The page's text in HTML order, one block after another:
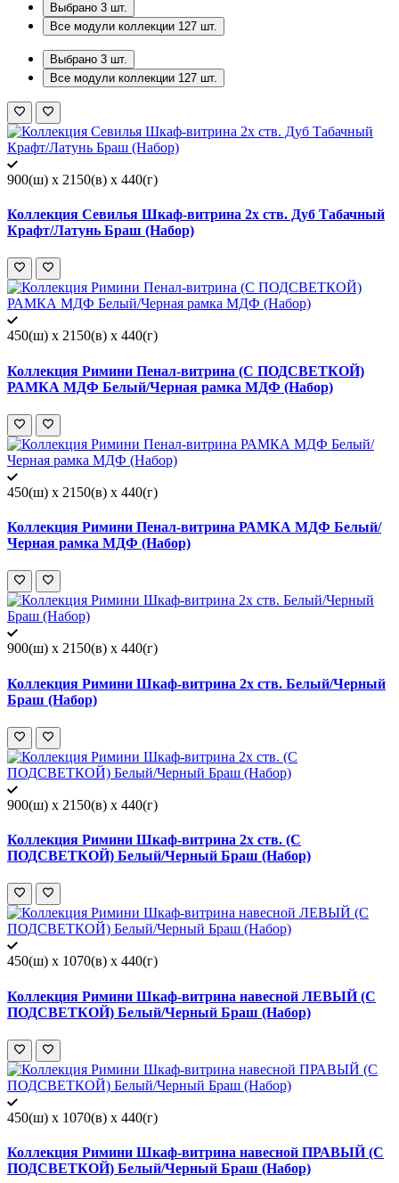
Выбрано 3 шт.
Все модули коллекции 127 шт.
Выбрано 3 шт.
Все модули коллекции 127 шт.
900(ш) x 2150(в) x 440(г)
Коллекция Севилья Шкаф-витрина 2х ств. Дуб Табачный
Крафт/Латунь Браш (Набор)
450(ш) x 2150(в) x 440(г)
Коллекция Римини Пенал-витрина (С ПОДСВЕТКОЙ)
РАМКА МДФ Белый/Черная рамка МДФ (Набор)
450(ш) x 2150(в) x 440(г)
Коллекция Римини Пенал-витрина РАМКА МДФ Белый/
Черная рамка МДФ (Набор)
900(ш) x 2150(в) x 440(г)
Коллекция Римини Шкаф-витрина 2х ств. Белый/Черный
Браш (Набор)
900(ш) x 2150(в) x 440(г)
Коллекция Римини Шкаф-витрина 2х ств. (С
ПОДСВЕТКОЙ) Белый/Черный Браш (Набор)
450(ш) x 1070(в) x 440(г)
Коллекция Римини Шкаф-витрина навесной ЛЕВЫЙ (С
ПОДСВЕТКОЙ) Белый/Черный Браш (Набор)
450(ш) x 1070(в) x 440(г)
Коллекция Римини Шкаф-витрина навесной ПРАВЫЙ (С
ПОДСВЕТКОЙ) Белый/Черный Браш (Набор)